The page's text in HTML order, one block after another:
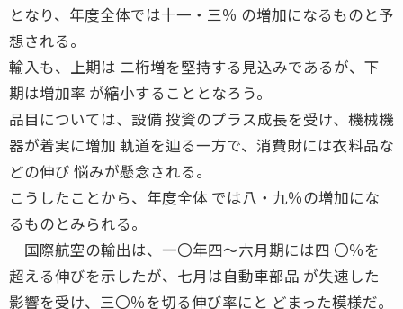
となり、年度全体では十一・三％ の増加になるものと予
想される。
輸入も、上期は 二桁増を堅持する見込みであるが、下
期は増加率 が縮小することとなろう。
品目については、設備 投資のプラス成長を受け、機械機
器が着実に増加 軌道を辿る一方で、消費財には衣料品な
どの伸び 悩みが懸念される。
こうしたことから、年度全体 では八・九％の増加にな
るものとみられる。
国際航空の輸出は、一〇年四〜六月期には四 〇％を
超える伸びを示したが、七月は自動車部品 が失速した
影響を受け、三〇％を切る伸び率にと どまった模様だ。